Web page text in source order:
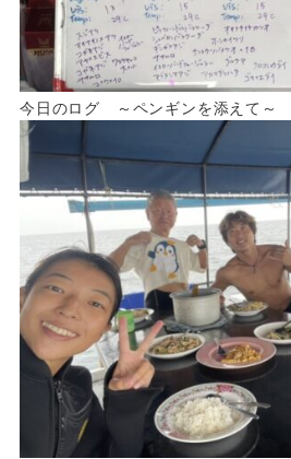
今日のログ ～ペンギンを添えて～